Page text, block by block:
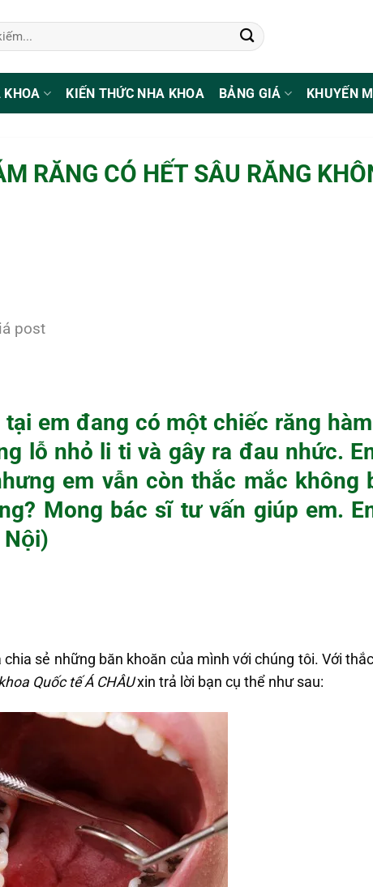
KHOA KIẾN THỨC NHA KHOA BẢNG GIÁ KHUYẾN
RĂNG CÓ HẾT SÂU RĂNG
post
em đang có một chiếc răng
lỗ nhỏ li ti và gây ra đau nhức.
em vẫn còn thắc mắc không
Mong bác sĩ tư vấn giúp em.
Nội)
sẻ những băn khoăn của mình với chúng tôi. Với
Quốc tế Á CHÂUxin trả lời bạn cụ thể như sau: